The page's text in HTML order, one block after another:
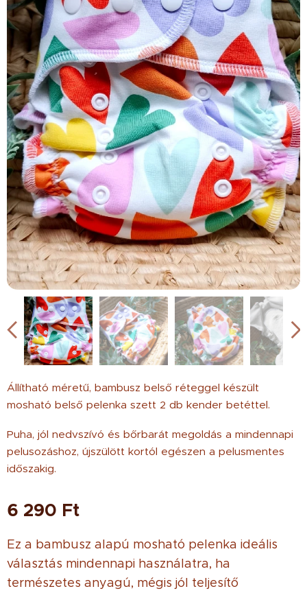
Állítható méretű, bambusz belső réteggel készült
mosható belső pelenka szett 2 db kender betéttel.
Puha, jól nedvszívó és bőrbarát megoldás a mindennapi
pelusozáshoz, újszülött kortól egészen a pelusmentes
időszakig.
6 290 Ft
Ez a bambusz alapú mosható pelenka ideális
választás mindennapi használatra, ha
természetes anyagú, mégis jól teljesítő